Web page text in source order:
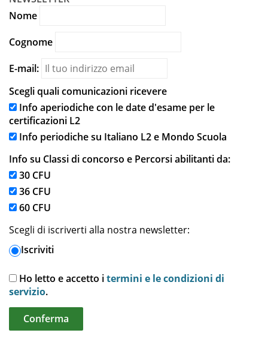
Nome
Cognome
E-mail:
Scegli quali comunicazioni ricevere
Info aperiodiche con le date d'esame per le
certificazioni L2
Info periodiche su Italiano L2 e Mondo Scuola
Info su Classi di concorso e Percorsi abilitanti da:
30 CFU
36 CFU
60 CFU
Scegli di iscriverti alla nostra newsletter:
Iscriviti
Ho letto e accetto itermini e le condizioni di
servizio.